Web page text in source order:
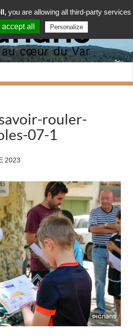
rouler-
07-1
2023
you are allowing all third-party services
all
Personalize